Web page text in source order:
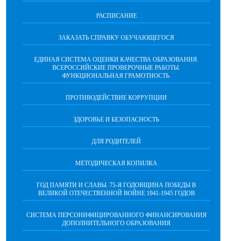
РАСПИСАНИЕ
ЗАКАЗАТЬ СПРАВКУ ОБУЧАЮЩЕГОСЯ
ЕДИНАЯ СИСТЕМА ОЦЕНКИ КАЧЕСТВА ОБРАЗОВАНИЯ.
ВСЕРОССИЙСКИЕ ПРОВЕРОЧНЫЕ РАБОТЫ.
ФУНКЦИОНАЛЬНАЯ ГРАМОТНОСТЬ.
ПРОТИВОДЕЙСТВИЕ КОРРУПЦИИ
ЗДОРОВЬЕ И БЕЗОПАСНОСТЬ
ДЛЯ РОДИТЕЛЕЙ
МЕТОДИЧЕСКАЯ КОПИЛКА
ГОД ПАМЯТИ И СЛАВЫ. 75-Я ГОДОВЩИНА ПОБЕДЫ В
ВЕЛИКОЙ ОТЕЧЕСТВЕННОЙ ВОЙНЕ 1941-1945 ГОДОВ
СИСТЕМА ПЕРСОНИФИЦИРОВАННОГО ФИНАНСИРОВАНИЯ
ДОПОЛНИТЕЛЬНОГО ОБРАЗОВАНИЯ